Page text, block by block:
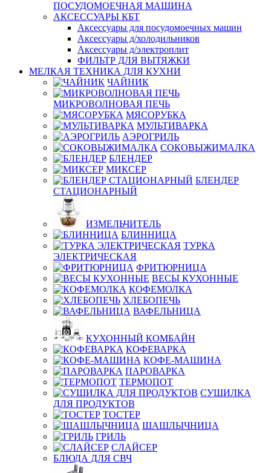
ПОСУДОМОЕЧНАЯ МАШИНА
АКСЕССУАРЫ КБТ
Аксессуары для посудомоечных машин
Аксессуары д/холодильников
Аксессуары д/электроплит
ФИЛЬТР ДЛЯ ВЫТЯЖКИ
МЕЛКАЯ ТЕХНИКА ДЛЯ КУХНИ
ЧАЙНИК
МИКРОВОЛНОВАЯ ПЕЧЬ
МЯСОРУБКА
МУЛЬТИВАРКА
АЭРОГРИЛЬ
СОКОВЫЖИМАЛКА
БЛЕНДЕР
МИКСЕР
БЛЕНДЕР
СТАЦИОНАРНЫЙ
ИЗМЕЛЬЧИТЕЛЬ
БЛИННИЦА
ТУРКА
ЭЛЕКТРИЧЕСКАЯ
ФРИТЮРНИЦА
ВЕСЫ КУХОННЫЕ
КОФЕМОЛКА
ХЛЕБОПЕЧЬ
ВАФЕЛЬНИЦА
КУХОННЫЙ КОМБАЙН
КОФЕВАРКА
КОФЕ-МАШИНА
ПАРОВАРКА
ТЕРМОПОТ
СУШИЛКА
ДЛЯ ПРОДУКТОВ
ТОСТЕР
ШАШЛЫЧНИЦА
ГРИЛЬ
СЛАЙСЕР
БЛЮДА ДЛЯ СВЧ